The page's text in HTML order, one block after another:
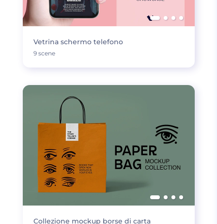
Vetrina schermo telefono
9 scene
Collezione mockup borse di carta